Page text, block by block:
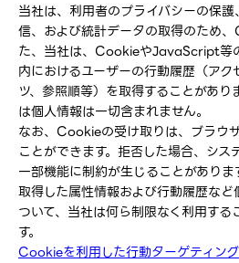
当社は、利用者のプライバシーの保
信、および統計データの取得のため
た、当社は、CookieやJavaScript等
内におけるユーザーの行動履歴（ア
ツ、参照順等）を取得することがあり
は個人情報は一切含まれません。
なお、Cookieの受け取りは、ブラウ
ことができます。拒否した場合、シ
一部機能に制約が生じることがありま
取得した属性情報および行動履歴な
ついて、当社は何ら制限なく利用する
す。
Cookieを利用した行動ターゲティン